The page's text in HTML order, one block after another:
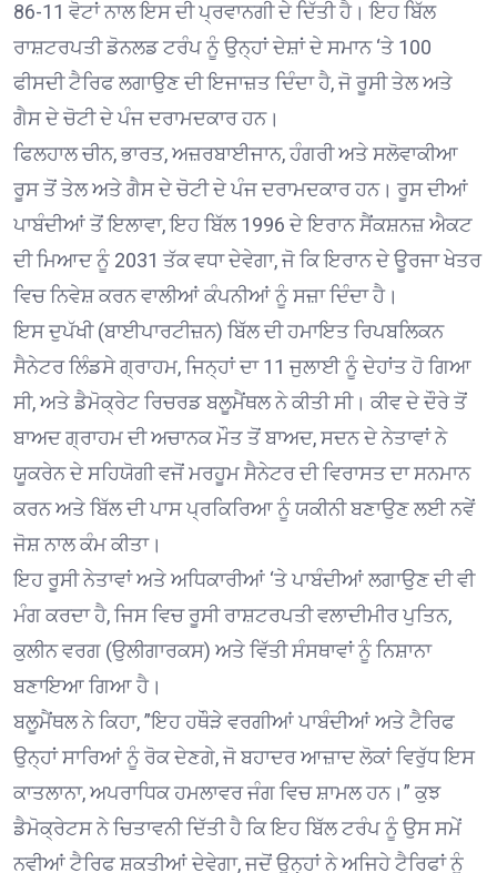
86-11 ਵੋਟਾਂ ਨਾਲ ਇਸ ਦੀ ਪ੍ਰਵਾਨਗੀ ਦੇ ਦਿੱਤੀ ਹੈ। ਇਹ ਬਿੱਲ
ਰਾਸ਼ਟਰਪਤੀ ਡੋਨਲਡ ਟਰੰਪ ਨੂੰ ਉਨ੍ਹਾਂ ਦੇਸ਼ਾਂ ਦੇ ਸਮਾਨ ‘ਤੇ 100
ਫੀਸਦੀ ਟੈਰਿਫ ਲਗਾਉਣ ਦੀ ਇਜਾਜ਼ਤ ਦਿੰਦਾ ਹੈ, ਜੋ ਰੂਸੀ ਤੇਲ ਅਤੇ
ਗੈਸ ਦੇ ਚੋਟੀ ਦੇ ਪੰਜ ਦਰਾਮਦਕਾਰ ਹਨ।
ਫਿਲਹਾਲ ਚੀਨ, ਭਾਰਤ, ਅਜ਼ਰਬਾਈਜਾਨ, ਹੰਗਰੀ ਅਤੇ ਸਲੋਵਾਕੀਆ
ਰੂਸ ਤੋਂ ਤੇਲ ਅਤੇ ਗੈਸ ਦੇ ਚੋਟੀ ਦੇ ਪੰਜ ਦਰਾਮਦਕਾਰ ਹਨ। ਰੂਸ ਦੀਆਂ
ਪਾਬੰਦੀਆਂ ਤੋਂ ਇਲਾਵਾ, ਇਹ ਬਿੱਲ 1996 ਦੇ ਇਰਾਨ ਸੈਂਕਸ਼ਨਜ਼ ਐਕਟ
ਦੀ ਮਿਆਦ ਨੂੰ 2031 ਤੱਕ ਵਧਾ ਦੇਵੇਗਾ, ਜੋ ਕਿ ਇਰਾਨ ਦੇ ਊਰਜਾ ਖੇਤਰ
ਵਿਚ ਨਿਵੇਸ਼ ਕਰਨ ਵਾਲੀਆਂ ਕੰਪਨੀਆਂ ਨੂੰ ਸਜ਼ਾ ਦਿੰਦਾ ਹੈ।
ਇਸ ਦੁਪੱਖੀ (ਬਾਈਪਾਰਟੀਜ਼ਨ) ਬਿੱਲ ਦੀ ਹਮਾਇਤ ਰਿਪਬਲਿਕਨ
ਸੈਨੇਟਰ ਲਿੰਡਸੇ ਗ੍ਰਾਹਮ, ਜਿਨ੍ਹਾਂ ਦਾ 11 ਜੁਲਾਈ ਨੂੰ ਦੇਹਾਂਤ ਹੋ ਗਿਆ
ਸੀ, ਅਤੇ ਡੈਮੋਕ੍ਰੇਟ ਰਿਚਰਡ ਬਲੂਮੈਂਥਲ ਨੇ ਕੀਤੀ ਸੀ। ਕੀਵ ਦੇ ਦੌਰੇ ਤੋਂ
ਬਾਅਦ ਗ੍ਰਾਹਮ ਦੀ ਅਚਾਨਕ ਮੌਤ ਤੋਂ ਬਾਅਦ, ਸਦਨ ਦੇ ਨੇਤਾਵਾਂ ਨੇ
ਯੂਕਰੇਨ ਦੇ ਸਹਿਯੋਗੀ ਵਜੋਂ ਮਰਹੂਮ ਸੈਨੇਟਰ ਦੀ ਵਿਰਾਸਤ ਦਾ ਸਨਮਾਨ
ਕਰਨ ਅਤੇ ਬਿੱਲ ਦੀ ਪਾਸ ਪ੍ਰਕਿਰਿਆ ਨੂੰ ਯਕੀਨੀ ਬਣਾਉਣ ਲਈ ਨਵੇਂ
ਜੋਸ਼ ਨਾਲ ਕੰਮ ਕੀਤਾ।
ਇਹ ਰੂਸੀ ਨੇਤਾਵਾਂ ਅਤੇ ਅਧਿਕਾਰੀਆਂ ‘ਤੇ ਪਾਬੰਦੀਆਂ ਲਗਾਉਣ ਦੀ ਵੀ
ਮੰਗ ਕਰਦਾ ਹੈ, ਜਿਸ ਵਿਚ ਰੂਸੀ ਰਾਸ਼ਟਰਪਤੀ ਵਲਾਦੀਮੀਰ ਪੁਤਿਨ,
ਕੁਲੀਨ ਵਰਗ (ਉਲੀਗਾਰਕਸ) ਅਤੇ ਵਿੱਤੀ ਸੰਸਥਾਵਾਂ ਨੂੰ ਨਿਸ਼ਾਨਾ
ਬਣਾਇਆ ਗਿਆ ਹੈ।
ਬਲੂਮੈਂਥਲ ਨੇ ਕਿਹਾ, ”ਇਹ ਹਥੌੜੇ ਵਰਗੀਆਂ ਪਾਬੰਦੀਆਂ ਅਤੇ ਟੈਰਿਫ
ਉਨ੍ਹਾਂ ਸਾਰਿਆਂ ਨੂੰ ਰੋਕ ਦੇਣਗੇ, ਜੋ ਬਹਾਦਰ ਆਜ਼ਾਦ ਲੋਕਾਂ ਵਿਰੁੱਧ ਇਸ
ਕਾਤਲਾਨਾ, ਅਪਰਾਧਿਕ ਹਮਲਾਵਰ ਜੰਗ ਵਿਚ ਸ਼ਾਮਲ ਹਨ।” ਕੁਝ
ਡੈਮੋਕ੍ਰੇਟਸ ਨੇ ਚਿਤਾਵਨੀ ਦਿੱਤੀ ਹੈ ਕਿ ਇਹ ਬਿੱਲ ਟਰੰਪ ਨੂੰ ਉਸ ਸਮੇਂ
ਨਵੀਆਂ ਟੈਰਿਫ ਸ਼ਕਤੀਆਂ ਦੇਵੇਗਾ, ਜਦੋਂ ਉਨ੍ਹਾਂ ਨੇ ਅਜਿਹੇ ਟੈਰਿਫਾਂ ਨੂੰ